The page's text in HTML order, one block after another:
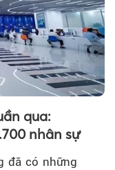
qua:
nhân sự
đã có những